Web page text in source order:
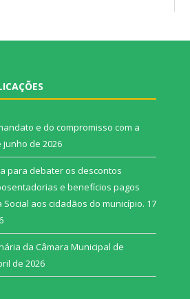
e do compromisso com a
junho de 2026
para debater os descontos
e benefícios pagos
aos cidadãos do município. 17
da Câmara Municipal de
de 2026